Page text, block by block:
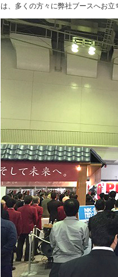
は、多くの方々に弊社ブースへお